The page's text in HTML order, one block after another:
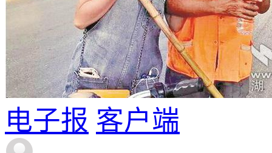
电子报 客户端